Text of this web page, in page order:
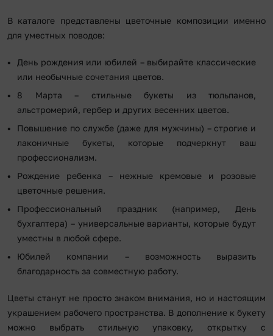
В каталоге представлены цветочные композиции именно
для уместных поводов:
День рождения или юбилей – выбирайте классические
или необычные сочетания цветов.
8 Марта – стильные букеты из тюльпанов,
альстромерий, гербер и других весенних цветов.
Повышение по службе (даже для мужчины) – строгие и
лаконичные букеты, которые подчеркнут ваш
профессионализм.
Рождение ребенка – нежные кремовые и розовые
цветочные решения.
Профессиональный праздник (например, День
бухгалтера) – универсальные варианты, которые будут
уместны в любой сфере.
Юбилей компании – возможность выразить
благодарность за совместную работу.
Цветы станут не просто знаком внимания, но и настоящим
украшением рабочего пространства. В дополнение к букету
можно выбрать стильную упаковку, открытку с